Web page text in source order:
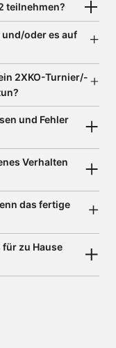
teilnehmen?
und/oder es auf
2XKO-Turnier/-
und Fehler
Verhalten
das fertige
zu Hause